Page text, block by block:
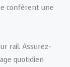
confèrent une
rail. Assurez-
quotidien